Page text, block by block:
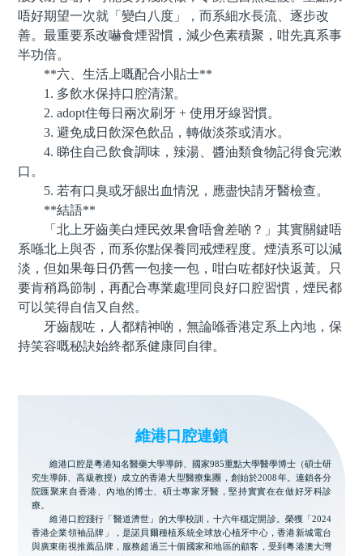
唔好期望一次就「變白八度」，而系細水長流、逐步改
善。最重要系改嚇食煙習慣，減少色素積聚，咁先真系事
半功倍。
**六、生活上嘅配合小貼士**
1. 多飲水保持口腔清潔。
2. adopt住每日兩次刷牙 + 使用牙線習慣。
3. 避免成日飲深色飲品，轉做淡茶或清水。
4. 睇住自己飲食調味，辣湯、醬油類食物記得食完漱
口。
5. 若有口臭或牙龈出血情況，應盡快請牙醫檢查。
**結語**
「北上牙齒美白煙民效果會唔會差啲？」其實關鍵唔
系喺北上與否，而系你點保養同戒煙程度。煙漬系可以減
淡，但如果每日仍舊一包接一包，咁白咗都好快返黃。只
要肯稍爲節制，再配合專業處理同良好口腔習慣，煙民都
可以笑得自信又自然。
牙齒靓咗，人都精神啲，無論喺香港定系上內地，保
持笑容嘅秘訣始終都系健康同自律。
維港口腔連鎖
維港口腔是粵港知名醫藥大學導師、國家985重點大學醫學博士（碩士研
究生導師、高級教授）成立的香港大型醫療集團，創始於2008年。連鎖各分
院匯聚來自香港、內地的博士、碩士專家牙醫，堅持實實在在做好牙科診
療。
維港口腔踐行「醫道濟世」的大學校訓，十六年穩定開診。榮獲「2024
香港企業領袖品牌」，是諾貝爾種植系統全球放心植牙中心，香港新城電台
與廣東衛視推薦品牌，服務超過三十個國家和地區的顧客，受到粵港澳大灣